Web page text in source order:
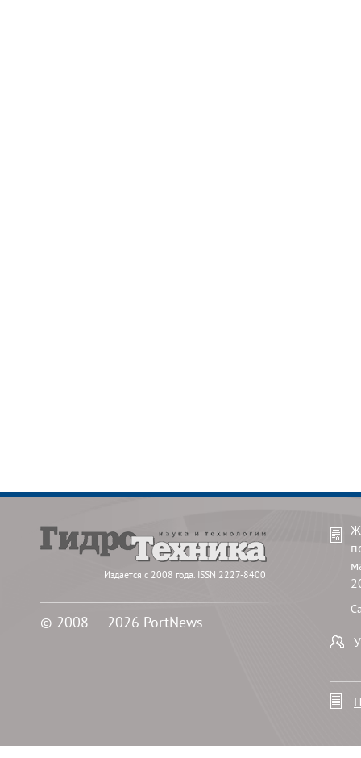
Издается с 2008 года. ISSN 2227-8400
© 2008 — 2026 PortNews